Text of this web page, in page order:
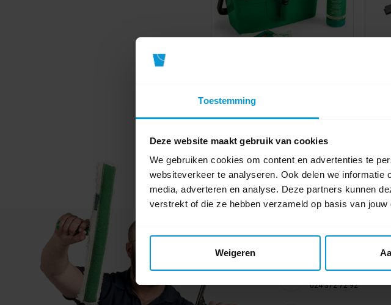
Toestemming
Deze website maakt gebruik van cookies
We gebruiken cookies om content en advertenties te
websiteverkeer te analyseren. Ook delen we
media, adverteren en analyse. Deze partners kunnen
verstrekt of die ze hebben verzameld op basis van
Weigeren
Nog vragen?
Onze product
Telefoon
024 372 72 92